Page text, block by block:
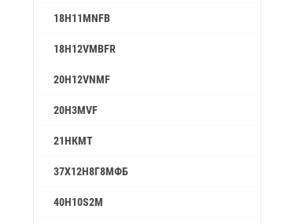
18H11MNFB
18H12VMBFR
20H12VNMF
20H3MVF
21НКМТ
37Х12Н8Г8МФБ
40H10S2M